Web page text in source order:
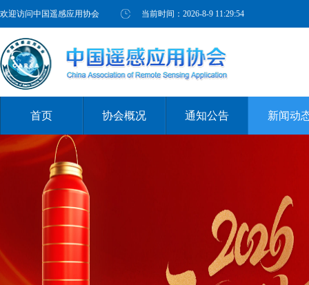
欢迎访问中国遥感应用协会 当前时间： 2026-8-9 11:29:54
首页 协会概况 通知公告 新闻动